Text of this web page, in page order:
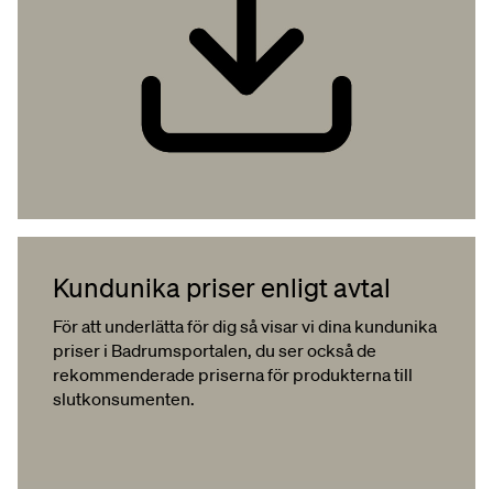
Kundunika priser enligt avtal
För att underlätta för dig så visar vi dina kundunika
priser i Badrumsportalen, du ser också de
rekommenderade priserna för produkterna till
slutkonsumenten.